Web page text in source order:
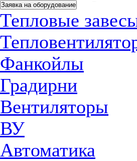
Заявка на оборудование
Тепловые
Фанкойлы
Градирни
Вентиляторы
ВУ
Автоматика